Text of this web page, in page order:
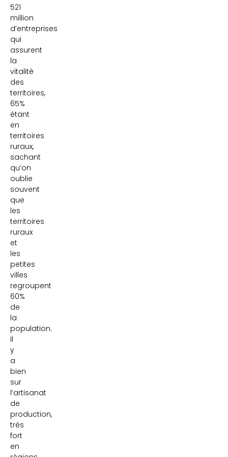
521
million
d’entreprises
qui
assurent
la
vitalité
des
territoires,
65%
étant
en
territoires
ruraux,
sachant
qu’on
oublie
souvent
que
les
territoires
ruraux
et
les
petites
villes
regroupent
60%
de
la
population.
Il
y
a
bien
sur
l’artisanat
de
production,
très
fort
en